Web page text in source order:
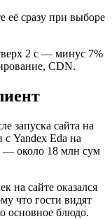
её сразу при выборе
2 с — минус 7%
CDN.
запуска сайта на
с Yandex Eda на
— около 18 млн сум
на сайте оказался
что гости видят
основное блюдо.